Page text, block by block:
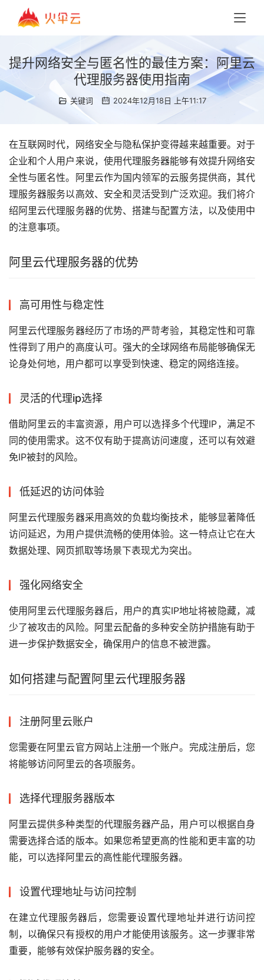
提升网络安全与匿名性的最佳方案：阿里云
代理服务器使用指南
关键词 2024年12月18日 上午11:17
在互联网时代，网络安全与隐私保护变得越来越重要。对于
企业和个人用户来说，使用代理服务器能够有效提升网络安
全性与匿名性。阿里云作为国内领军的云服务提供商，其代
理服务器服务以高效、安全和灵活受到广泛欢迎。我们将介
绍阿里云代理服务器的优势、搭建与配置方法，以及使用中
的注意事项。
阿里云代理服务器的优势
高可用性与稳定性
阿里云代理服务器经历了市场的严苛考验，其稳定性和可靠
性得到了用户的高度认可。强大的全球网络布局能够确保无
论身处何地，用户都可以享受到快速、稳定的网络连接。
灵活的代理ip选择
借助阿里云的丰富资源，用户可以选择多个代理IP，满足不
同的使用需求。这不仅有助于提高访问速度，还可以有效避
免IP被封的风险。
低延迟的访问体验
阿里云代理服务器采用高效的负载均衡技术，能够显著降低
访问延迟，为用户提供流畅的使用体验。这一特点让它在大
数据处理、网页抓取等场景下表现尤为突出。
强化网络安全
使用阿里云代理服务器后，用户的真实IP地址将被隐藏，减
少了被攻击的风险。阿里云配备的多种安全防护措施有助于
进一步保护数据安全，确保用户的信息不被泄露。
如何搭建与配置阿里云代理服务器
注册阿里云账户
您需要在阿里云官方网站上注册一个账户。完成注册后，您
将能够访问阿里云的各项服务。
选择代理服务器版本
阿里云提供多种类型的代理服务器产品，用户可以根据自身
需要选择合适的版本。如果您希望更高的性能和更丰富的功
能，可以选择阿里云的高性能代理服务器。
设置代理地址与访问控制
在建立代理服务器后，您需要设置代理地址并进行访问控
制，以确保只有授权的用户才能使用该服务。这一步骤非常
重要，能够有效保护服务器的安全。